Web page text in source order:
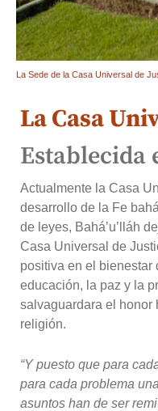
La Sede de la Casa Universal de
La Casa
Establecida
Actualmente la Casa
desarrollo de la Fe
de leyes, Bahá’u’lláh
Casa Universal de
positiva en el bienestar
educación, la paz y la
salvaguardara el honor
religión.
“Y puesto que para
para cada problema
asuntos han de ser